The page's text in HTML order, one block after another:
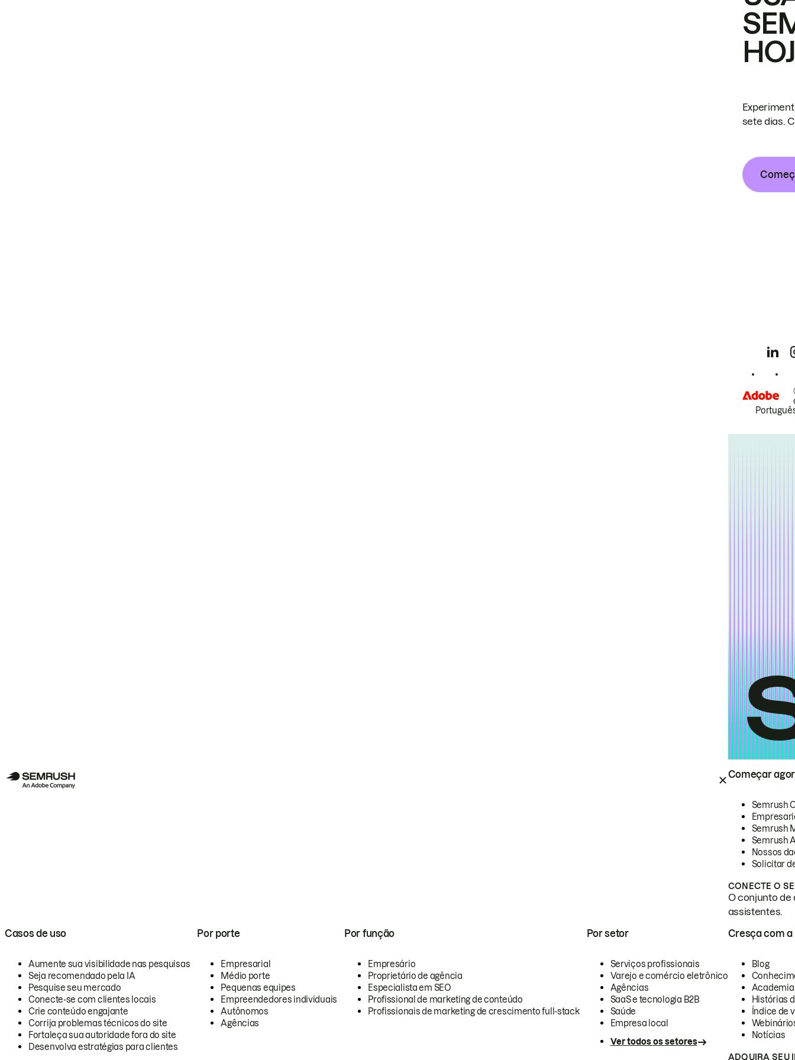
Começar
Semrush
Semrush
Semrush
Nossos
Solicitar
CONECTE O
O conjunto de
assistentes.
Casos de uso
Aumente sua visibilidade nas pesquisas
Seja recomendado pela IA
Pesquise seu mercado
Conecte-se com clientes locais
Crie conteúdo engajante
Corrija problemas técnicos do site
Fortaleça sua autoridade fora do site
Desenvolva estratégias para clientes
Por porte
Empresarial
Médio porte
Pequenas equipes
Empreendedores individuais
Autônomos
Agências
Por função
Empresário
Proprietário de agência
Especialista em SEO
Profissional de marketing de conteúdo
Profissionais de marketing de crescimento full-stack
Por setor
Serviços profissionais
Varejo e comércio eletrônico
Agências
SaaS e tecnologia B2B
Saúde
Empresa local
Ver todos os setores
Cresça com a
Blog
Academia
Histórias
Índice de
Notícias
ADQUIRA SEU
sete dias.